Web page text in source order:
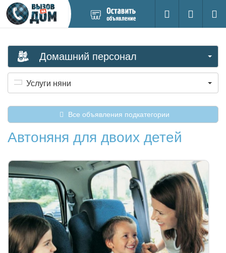
новое
Поиск
Вход на
Домашний персонал
Услуги няни
Все объявления подкатегории
Автоняня для двоих детей